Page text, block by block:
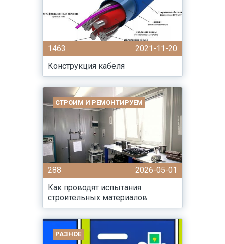
1463
2021-11-20
Конструкция кабеля
СТРОИМ И РЕМОНТИРУЕМ
288
2026-05-01
Как проводят испытания
строительных материалов
РАЗНОЕ